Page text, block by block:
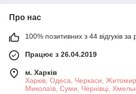
Про нас
100% позитивних з 44 відгуків за
Працює з 26.04.2019
м. Харків
Харків, Одеса, Черкаси,
Миколаїв, Суми, Чернівці,